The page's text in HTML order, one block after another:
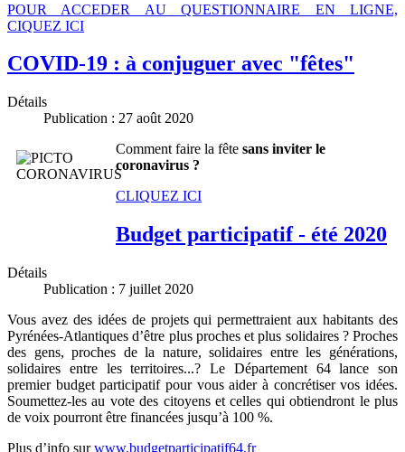
POUR ACCEDER AU QUESTIONNAIRE EN LIGNE,
CIQUEZ ICI
COVID-19 : à conjuguer avec "fêtes"
Détails
Publication : 27 août 2020
Comment faire la fête sans inviter le
coronavirus ?
CLIQUEZ ICI
Budget participatif - été 2020
Détails
Publication : 7 juillet 2020
Vous avez des idées de projets qui permettraient aux habitants des
Pyrénées-Atlantiques d’être plus proches et plus solidaires ? Proches
des gens, proches de la nature, solidaires entre les générations,
solidaires entre les territoires...? Le Département 64 lance son
premier budget participatif pour vous aider à concrétiser vos idées.
Soumettez-les au vote des citoyens et celles qui obtiendront le plus
de voix pourront être financées jusqu’à 100 %.
Plus d’info surwww.budgetparticipatif64.fr